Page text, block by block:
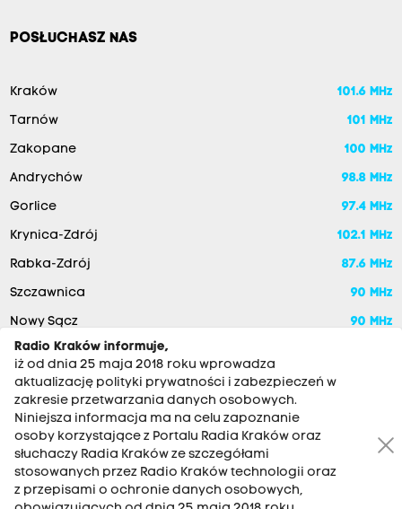
POSŁUCHASZ NAS
Kraków 101.6 MHz
Tarnów 101 MHz
Zakopane 100 MHz
Andrychów 98.8 MHz
Gorlice 97.4 MHz
Krynica-Zdrój 102.1 MHz
Rabka-Zdrój 87.6 MHz
Szczawnica 90 MHz
Nowy Sącz 90 MHz
RADIO KRAKÓW SA. Aleja Juliusza Słowackiego 22, 30-007
Radio Kraków informuje,
iż od dnia 25 maja 2018 roku wprowadza
aktualizację polityki prywatności i zabezpieczeń w
zakresie przetwarzania danych osobowych.
Niniejsza informacja ma na celu zapoznanie
osoby korzystające z Portalu Radia Kraków oraz
słuchaczy Radia Kraków ze szczegółami
stosowanych przez Radio Kraków technologii oraz
z przepisami o ochronie danych osobowych,